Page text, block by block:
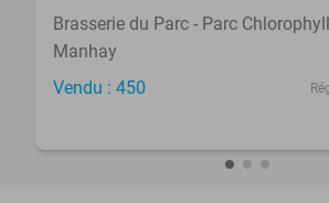
Brasserie du Parc - Parc
Manhay
Vendu : 450